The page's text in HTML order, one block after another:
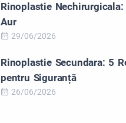
Rinoplastie
Aur
29/06/2026
Rinoplastie Secundara: 5
pentru Siguranță
26/06/2026